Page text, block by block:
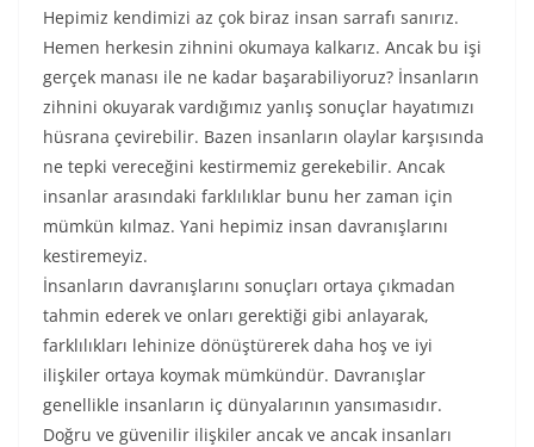
Hepimiz kendimizi az çok biraz insan sarrafı sanırız.
Hemen herkesin zihnini okumaya kalkarız. Ancak bu işi
gerçek manası ile ne kadar başarabiliyoruz? İnsanların
zihnini okuyarak vardığımız yanlış sonuçlar hayatımızı
hüsrana çevirebilir. Bazen insanların olaylar karşısında
ne tepki vereceğini kestirmemiz gerekebilir. Ancak
insanlar arasındaki farklılıklar bunu her zaman için
mümkün kılmaz. Yani hepimiz insan davranışlarını
kestiremeyiz.
İnsanların davranışlarını sonuçları ortaya çıkmadan
tahmin ederek ve onları gerektiği gibi anlayarak,
farklılıkları lehinize dönüştürerek daha hoş ve iyi
ilişkiler ortaya koymak mümkündür. Davranışlar
genellikle insanların iç dünyalarının yansımasıdır.
Doğru ve güvenilir ilişkiler ancak ve ancak insanları